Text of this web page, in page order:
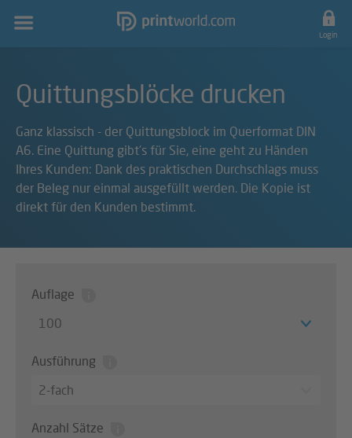
Hauptnavigation
Login
Quittungsblöcke drucken
Ganz klassisch - der Quittungsblock im Querformat DIN
A6. Eine Quittung gibt's für Sie, eine geht zu Händen
Ihres Kunden: Dank des praktischen Durchschlags muss
der Beleg nur einmal ausgefüllt werden. Die Kopie ist
direkt für den Kunden bestimmt.
Auflage
100
Ausführung
2-fach
Anzahl Sätze